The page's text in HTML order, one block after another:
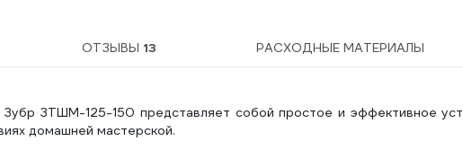
ОТЗЫВЫ 13 РАСХОДНЫЕ МАТЕРИАЛЫ
ЗТШМ-125-150 представляет собой простое и эффективное
домашней мастерской.